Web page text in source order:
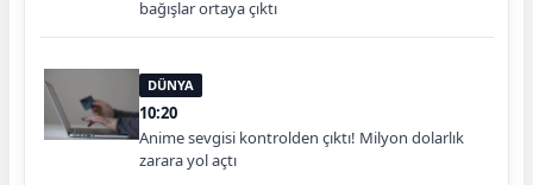
bağışlar ortaya çıktı
DÜNYA
10:20
Anime sevgisi kontrolden çıktı! Milyon dolarlık
zarara yol açtı